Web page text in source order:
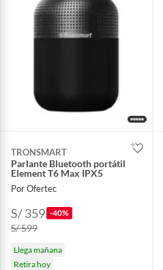
TRONSMART
Parlante Bluetooth portátil
Element T6 Max IPX5
Por Ofertec
S/ 359 -40%
S/ 599
Llega mañana
Retira hoy